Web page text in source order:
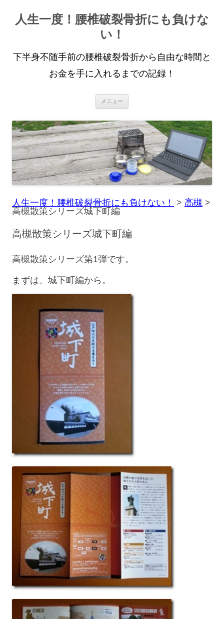
人生一度！腰椎破裂骨折にも負けな
い！
下半身不随手前の腰椎破裂骨折から自由な時間と
お金を手に入れるまでの記録！
メニュー
ン
ツ
へ
ス
キ
ッ
プ
人生一度！腰椎破裂骨折にも負けない！ > 高槻 >
高槻散策シリーズ城下町編
高槻散策シリーズ城下町編
高槻散策シリーズ第1弾です。
まずは、城下町編から。